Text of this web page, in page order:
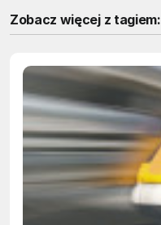
Zobacz więcej z tagiem: